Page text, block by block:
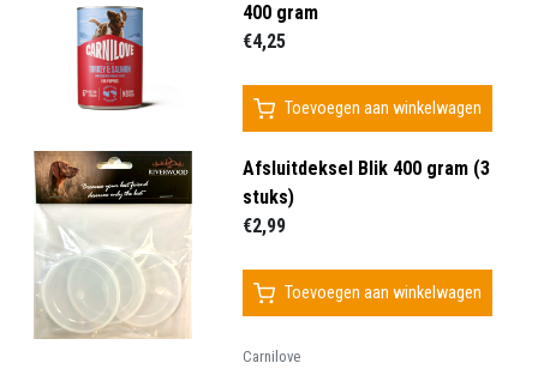
400 gram
€4,25
Toevoegen aan winkelwagen
Afsluitdeksel Blik 400 gram (3
stuks)
€2,99
Toevoegen aan winkelwagen
Carnilove